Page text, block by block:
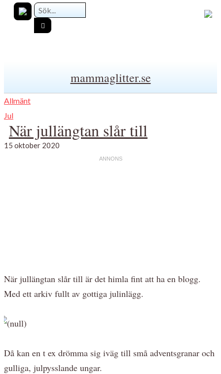
mammaglitter.se
Allmänt
Jul
När jullängtan slår till
15 oktober 2020
När jullängtan slår till är det himla fint att ha en blogg.
Med ett arkiv fullt av gottiga julinlägg.
Då kan en t ex drömma sig iväg till små adventsgranar och
gulliga, julpysslande ungar.